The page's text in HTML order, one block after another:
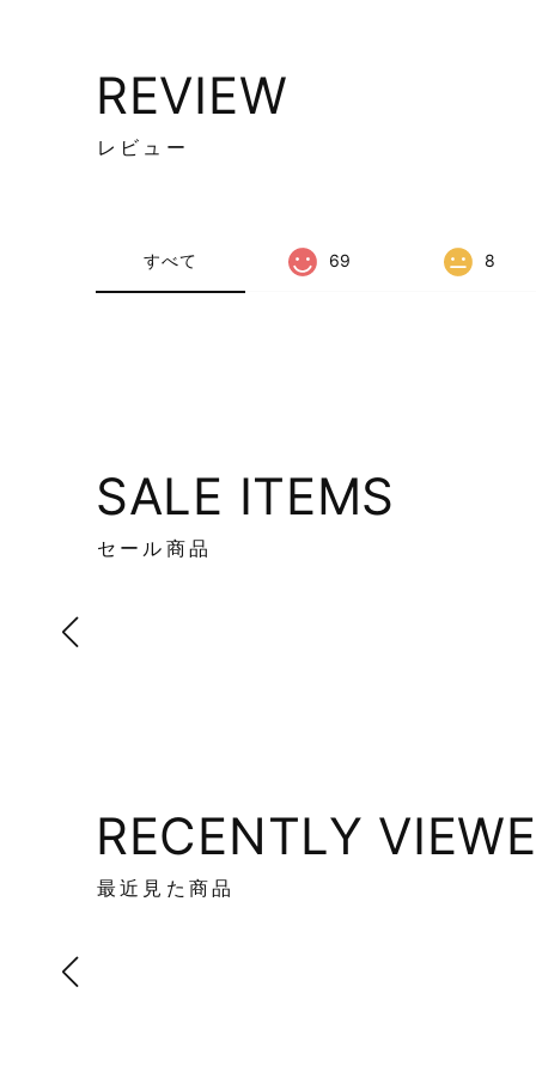
REVIEW
レビュー
すべて 69 8
SALE ITEMS
セール商品
RECENTLY
最近見た商品